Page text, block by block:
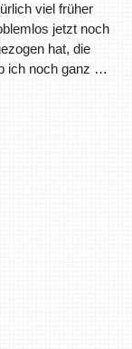
viel früher
jetzt noch
hat, die
ich noch ganz …